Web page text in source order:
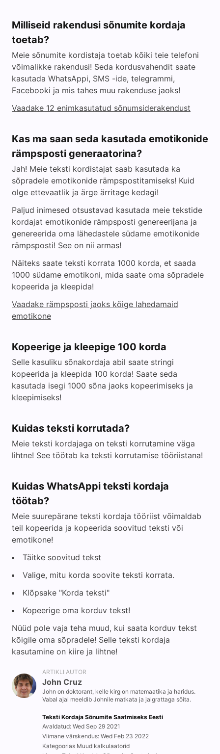
Milliseid rakendusi sõnumite kordaja
toetab?
Meie sõnumite kordistaja toetab kõiki teie telefoni
võimalikke rakendusi! Seda kordusvahendit saate
kasutada WhatsAppi, SMS -ide, telegrammi,
Facebooki ja mis tahes muu rakenduse jaoks!
Vaadake 12 enimkasutatud sõnumsiderakendust
Kas ma saan seda kasutada emotikonide
rämpsposti generaatorina?
Jah! Meie teksti kordistajat saab kasutada ka
sõpradele emotikonide rämpspostitamiseks! Kuid
olge ettevaatlik ja ärge ärritage kedagi!
Paljud inimesed otsustavad kasutada meie tekstide
kordajat emotikonide rämpsposti genereerijana ja
genereerida oma lähedastele südame emotikonide
rämpsposti! See on nii armas!
Näiteks saate teksti korrata 1000 korda, et saada
1000 südame emotikoni, mida saate oma sõpradele
kopeerida ja kleepida!
Vaadake rämpsposti jaoks kõige lahedamaid
emotikone
Kopeerige ja kleepige 100 korda
Selle kasuliku sõnakordaja abil saate stringi
kopeerida ja kleepida 100 korda! Saate seda
kasutada isegi 1000 sõna jaoks kopeerimiseks ja
kleepimiseks!
Kuidas teksti korrutada?
Meie teksti kordajaga on teksti korrutamine väga
lihtne! See töötab ka teksti korrutamise tööriistana!
Kuidas WhatsAppi teksti kordaja
töötab?
Meie suurepärane teksti kordaja tööriist võimaldab
teil kopeerida ja kopeerida soovitud teksti või
emotikone!
Täitke soovitud tekst
Valige, mitu korda soovite teksti korrata.
Klõpsake "Korda teksti"
Kopeerige oma korduv tekst!
Nüüd pole vaja teha muud, kui saata korduv tekst
kõigile oma sõpradele! Selle teksti kordaja
kasutamine on kiire ja lihtne!
ARTIKLI AUTOR
John Cruz
John on doktorant, kelle kirg on matemaatika ja haridus.
Vabal ajal meeldib Johnile matkata ja jalgrattaga sõita.
Teksti Kordaja Sõnumite Saatmiseks Eesti
Avaldatud: Wed Sep 29 2021
Viimane värskendus: Wed Feb 23 2022
Kategoorias Muud kalkulaatorid